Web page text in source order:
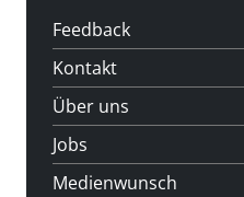
Feedback
Kontakt
Über uns
Jobs
Medienwunsch